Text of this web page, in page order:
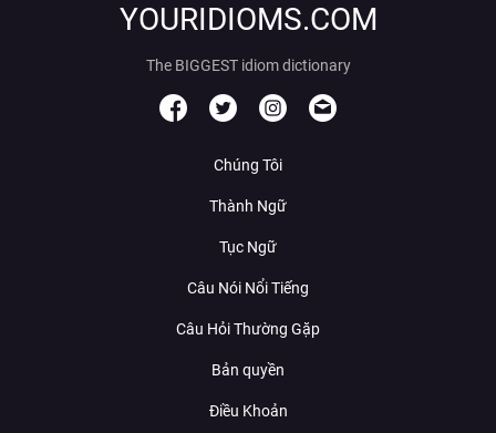
YOURIDIOMS.COM
The BIGGEST idiom dictionary
Chúng Tôi
Thành Ngữ
Tục Ngữ
Câu Nói Nổi Tiếng
Câu Hỏi Thường Gặp
Bản quyền
Điều Khoản